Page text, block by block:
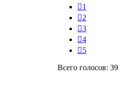
1
2
3
4
5
Всего голосов: 39